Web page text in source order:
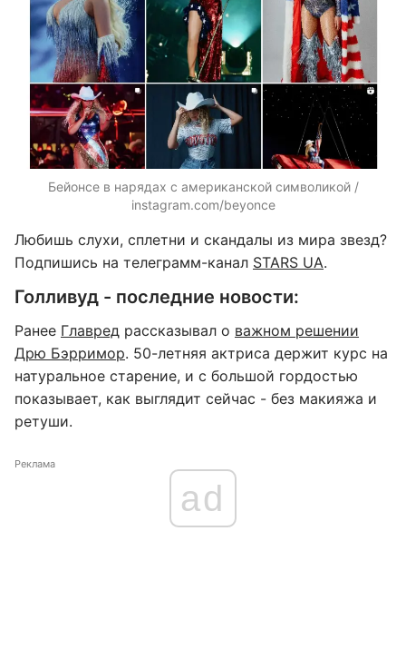
Бейонсе в нарядах с американской символикой /
instagram.com/beyonce
Любишь слухи, сплетни и скандалы из мира звезд?
Подпишись на телеграмм-канал STARS UA.
Голливуд - последние новости:
Ранее Главред рассказывал о важном решении
Дрю Бэрримор. 50-летняя актриса держит курс на
натуральное старение, и с большой гордостью
показывает, как выглядит сейчас - без макияжа и
ретуши.
Реклама
ad